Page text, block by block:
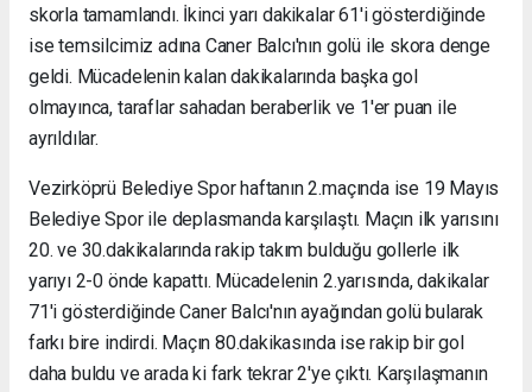
skorla tamamlandı. İkinci yarı dakikalar 61'i gösterdiğinde
ise temsilcimiz adına Caner Balcı'nın golü ile skora denge
geldi. Mücadelenin kalan dakikalarında başka gol
olmayınca, taraflar sahadan beraberlik ve 1'er puan ile
ayrıldılar.
Vezirköprü Belediye Spor haftanın 2.maçında ise 19 Mayıs
Belediye Spor ile deplasmanda karşılaştı. Maçın ilk yarısını
20. ve 30.dakikalarında rakip takım bulduğu gollerle ilk
yarıyı 2-0 önde kapattı. Mücadelenin 2.yarısında, dakikalar
71'i gösterdiğinde Caner Balcı'nın ayağından golü bularak
farkı bire indirdi. Maçın 80.dakikasında ise rakip bir gol
daha buldu ve arada ki fark tekrar 2'ye çıktı. Karşılaşmanın